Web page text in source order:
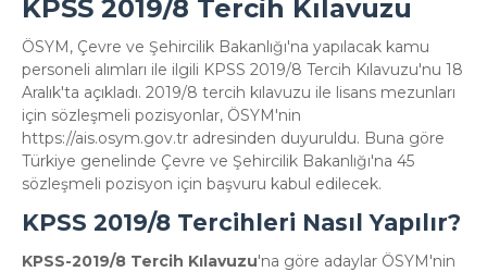
KPSS 2019/8 Tercih Kılavuzu
ÖSYM, Çevre ve Şehircilik Bakanlığı'na yapılacak kamu
personeli alımları ile ilgili KPSS 2019/8 Tercih Kılavuzu'nu 18
Aralık'ta açıkladı. 2019/8 tercih kılavuzu ile lisans mezunları
için sözleşmeli pozisyonlar, ÖSYM'nin
https://ais.osym.gov.tr adresinden duyuruldu. Buna göre
Türkiye genelinde Çevre ve Şehircilik Bakanlığı'na 45
sözleşmeli pozisyon için başvuru kabul edilecek.
KPSS 2019/8 Tercihleri Nasıl Yapılır?
KPSS-2019/8 Tercih Kılavuzu'na göre adaylar ÖSYM'nin